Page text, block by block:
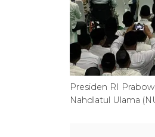
Presiden RI
Nahdlatul Ulama